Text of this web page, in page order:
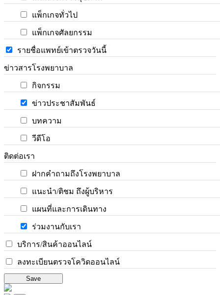
แพ็กเกจทั่วไป
แพ็กเกจศัลยกรรม
รายชื่อแพทย์เข้าตรวจวันนี้
ข่าวสารโรงพยาบาล
กิจกรรม
ข่าวประชาสัมพันธ์
บทความ
วีดีโอ
ติดต่อเรา
ฝากคำถามถึงโรงพยาบาล
แนะนำ/ติชม ถึงผู้บริหาร
แผนที่และการเดินทาง
ร่วมงานกับเรา
บริการ/สินค้าออนไลน์
ลงทะเบียนตรวจโควิดออนไลน์
Save